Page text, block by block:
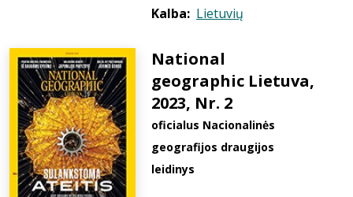
Kalba: Lietuvių
National
geographic Lietuva,
2023, Nr. 2
oficialus Nacionalinės
geografijos draugijos
leidinys